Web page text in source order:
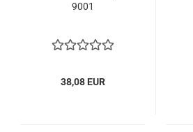
9001
38,08 EUR